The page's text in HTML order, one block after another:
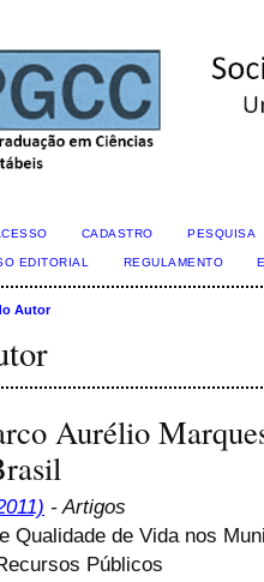
CADASTRO PESQUISA
EDITORIAL REGULAMENTO
Autor
Aurélio
- Artigos
Qualidade de Vida nos
Públicos